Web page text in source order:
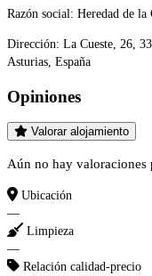
Razón social: Heredad de la
Dirección: La Cueste, 26,
Asturias, España
Opiniones
Valorar alojamiento
Aún no hay valoraciones
Ubicación
—
Limpieza
—
Relación calidad-precio